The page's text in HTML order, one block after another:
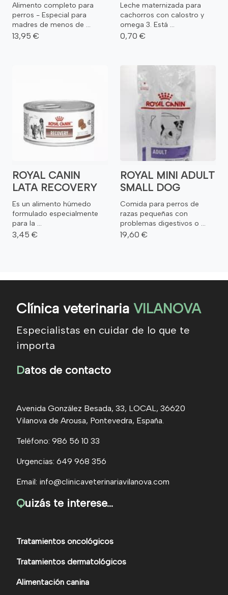
Alimento completo para
perros - Especial para
madres de menos de ...
13,95 €
Leche maternizada para
cachorros con calostro y
omega 3. Está ...
0,70 €
ROYAL CANIN
LATA RECOVERY
Es un alimento húmedo
formulado especialmente
para la ...
3,45 €
ROYAL MINI ADULT
SMALL DOG
Comida para perros de
razas pequeñas con
problemas digestivos o ...
19,60 €
Clínica veterinaria VILANOVA
Especialistas en cuidar de lo que te
importa
Datos de contacto
Avenida González Besada, 33, LOCAL, 36620
Vilanova de Arousa, Pontevedra, España.
Teléfono: 986 56 10 33
Urgencias: 649 968 356
Email: info@clinicaveterinariavilanova.com
Quizás te interese...
Tratamientos oncológicos
Tratamientos dermatológicos
Alimentación canina